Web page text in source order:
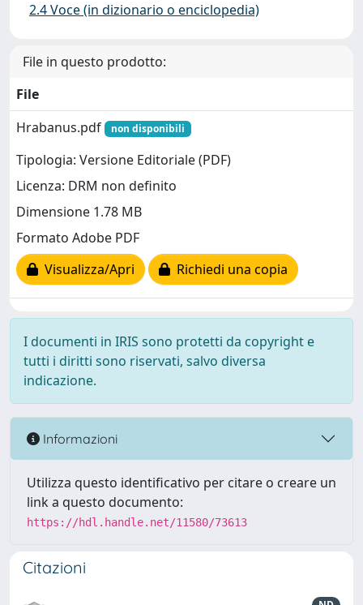
2.4 Voce (in dizionario o enciclopedia)
File in questo prodotto:
File
Hrabanus.pdf
non disponibili
Tipologia: Versione Editoriale (PDF)
Licenza: DRM non definito
Dimensione 1.78 MB
Formato Adobe PDF
Visualizza/Apri
Richiedi una copia
I documenti in IRIS sono protetti da copyright e
tutti i diritti sono riservati, salvo diversa
indicazione.
Informazioni
Utilizza questo identificativo per citare o creare un
link a questo documento:
https://hdl.handle.net/11580/73613
Citazioni